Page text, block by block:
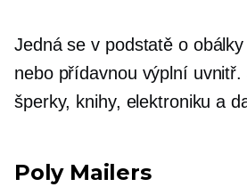
Jedná se v podstatě o
nebo přídavnou výplní
šperky, knihy, elektroniku a
Poly Mailers